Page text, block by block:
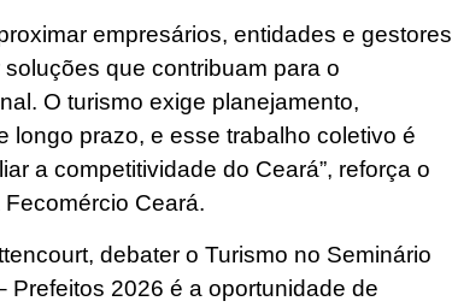
empresários, entidades e gestores
que contribuam para o
O turismo exige planejamento,
longo prazo, e esse trabalho coletivo é
a competitividade do Ceará”, reforça o
Ceará.
debater o Turismo no Seminário
Prefeitos 2026 é a oportunidade de